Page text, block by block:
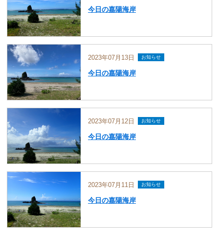
今日の嘉陽海岸
2023年07月13日 お知らせ
今日の嘉陽海岸
2023年07月12日 お知らせ
今日の嘉陽海岸
2023年07月11日 お知らせ
今日の嘉陽海岸